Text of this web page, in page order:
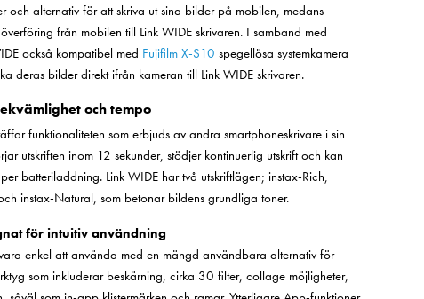
och alternativ för att skriva ut sina bilder på mobilen, medans
från mobilen till Link WIDE skrivaren. I samband med
också kompatibel med Fujifilm X-S10 spegellösa systemkamera
deras bilder direkt ifrån kameran till Link WIDE skrivaren.
och tempo
funktionaliteten som erbjuds av andra smartphoneskrivare i sin
utskriften inom 12 sekunder, stödjer kontinuerlig utskrift och kan
batteriladdning. Link WIDE har två utskriftlägen; instax-Rich,
instax-Natural, som betonar bildens grundliga toner.
för intuitiv användning
enkel att använda med en mängd användbara alternativ för
som inkluderar beskärning, cirka 30 filter, collage möjligheter,